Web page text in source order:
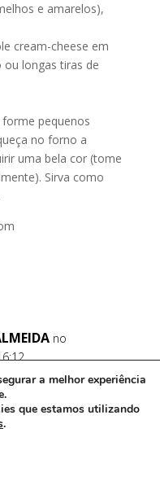
e amarelos),
cream-cheese em
longas tiras de
forme pequenos
no forno a
uma bela cor (tome
Sirva como
no
Responder
a melhor experiência
que estamos utilizando
.